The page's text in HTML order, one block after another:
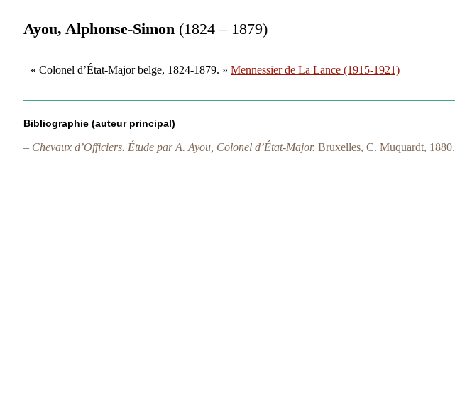
Ayou, Alphonse-Simon (1824 – 1879)
« Colonel d’État-Major belge, 1824-1879. » Mennessier de La Lance (1915-1921)
Bibliographie (auteur principal)
– Chevaux d’Officiers. Étude par A. Ayou, Colonel d’État-Major. Bruxelles, C. Muquardt, 1880.